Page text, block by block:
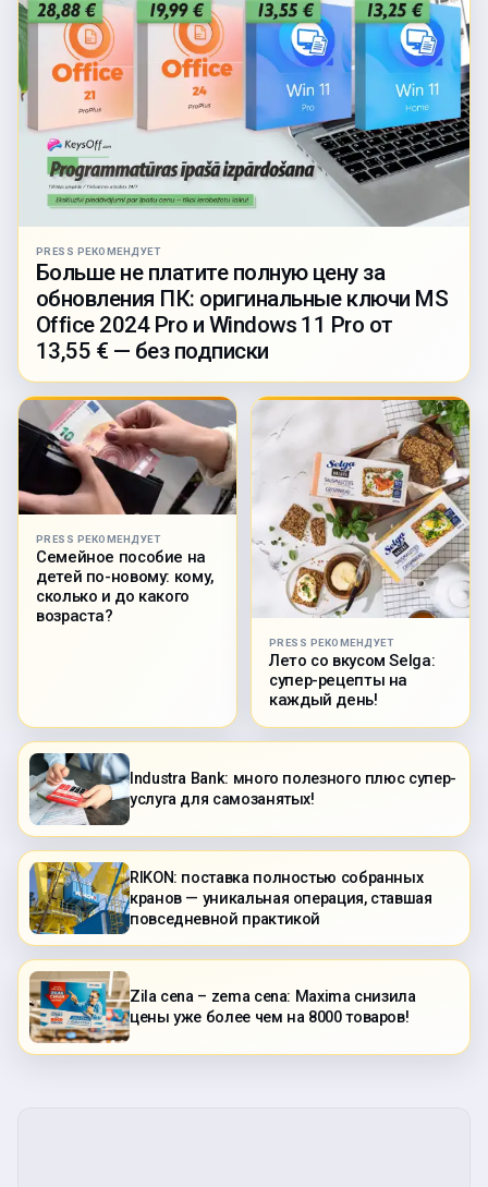
PRESS РЕКОМЕНДУЕТ
Больше не платите полную цену за
обновления ПК: оригинальные ключи MS
Office 2024 Pro и Windows 11 Pro от
13,55 € — без подписки
PRESS РЕКОМЕНДУЕТ
Семейное пособие на
детей по-новому: кому,
сколько и до какого
возраста?
PRESS РЕКОМЕНДУЕТ
Лето со вкусом Selga:
супер-рецепты на
каждый день!
Industra Bank: много полезного плюс супер-
услуга для самозанятых!
RIKON: поставка полностью собранных
кранов — уникальная операция, ставшая
повседневной практикой
Zila cena – zema cena: Maxima снизила
цены уже более чем на 8000 товаров!